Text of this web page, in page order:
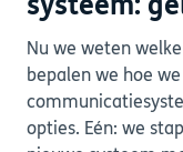
systeem:
Nu we weten
bepalen we hoe
opties. Eén: we